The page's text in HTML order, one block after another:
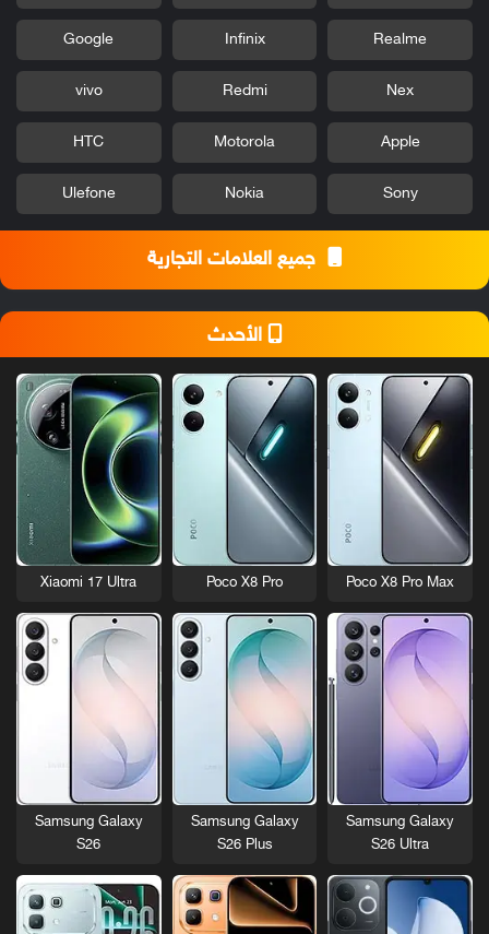
Realme
Infinix
Google
Nex
Redmi
vivo
Apple
Motorola
HTC
Sony
Nokia
Ulefone
جميع العلامات التجارية
الأحدث
Poco X8 Pro Max
Poco X8 Pro
Xiaomi 17 Ultra
Samsung Galaxy
S26 Ultra
Samsung Galaxy
S26 Plus
Samsung Galaxy
S26